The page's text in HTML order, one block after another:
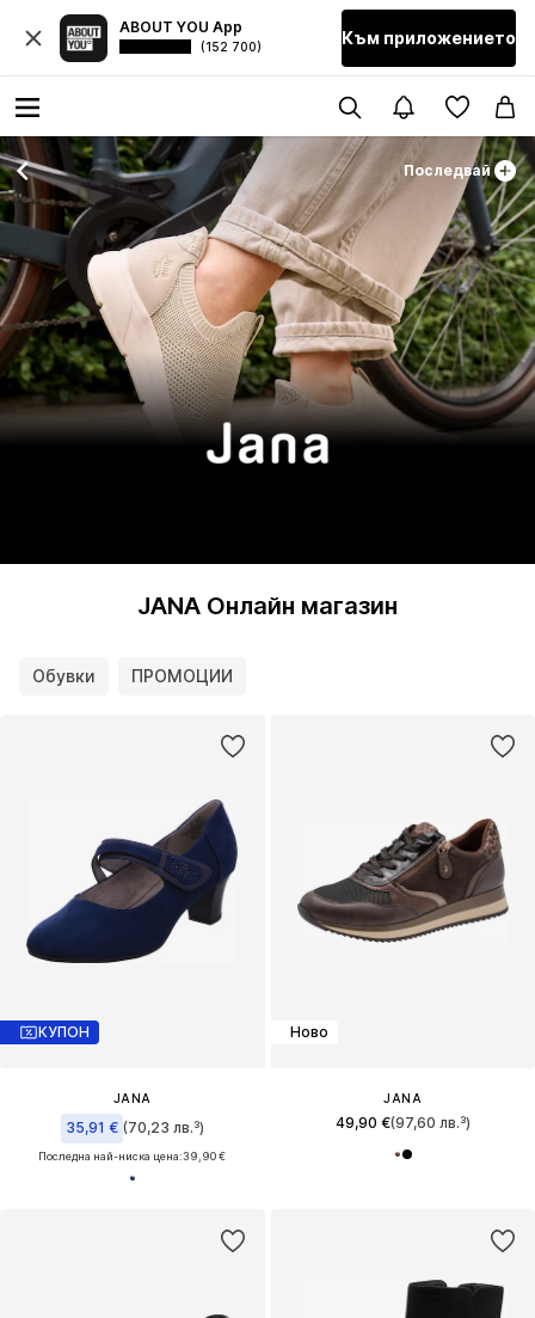
ABOUT YOU App
(152 700) Към приложението
Последвай
JANA Онлайн магазин
Обувки ПРОМОЦИИ
КУПОН
JANA
35,91 € (70,23 лв.³)
Последна най-ниска цена:39,90 €
Ново
JANA
49,90 €(97,60 лв.³)